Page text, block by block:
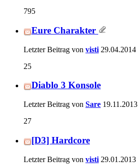
795
Eure Charakter
Letzter Beitrag von visti 29.04.2014
25
Diablo 3 Konsole
Letzter Beitrag von Sare 19.11.2013
27
[D3] Hardcore
Letzter Beitrag von visti 29.01.2013